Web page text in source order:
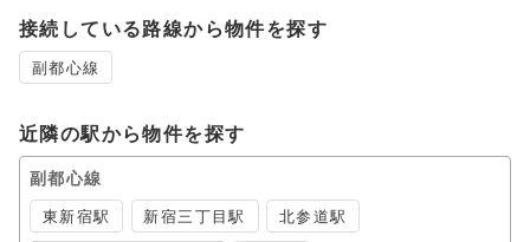
接続している路線から物件を探す
副都心線
近隣の駅から物件を探す
副都心線
東新宿駅 新宿三丁目駅 北参道駅